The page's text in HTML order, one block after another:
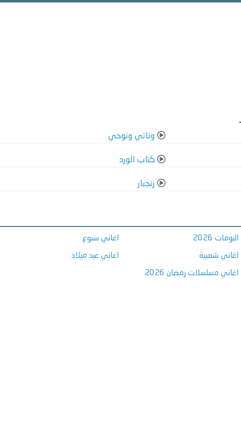
وناتي ونوحي
كتاب الورد
زنجبار
البومات 2026
اغاني شعبية
اغاني مسلسلات رمضان 2026
اغاني سبوع
اغاني عيد ميلاد